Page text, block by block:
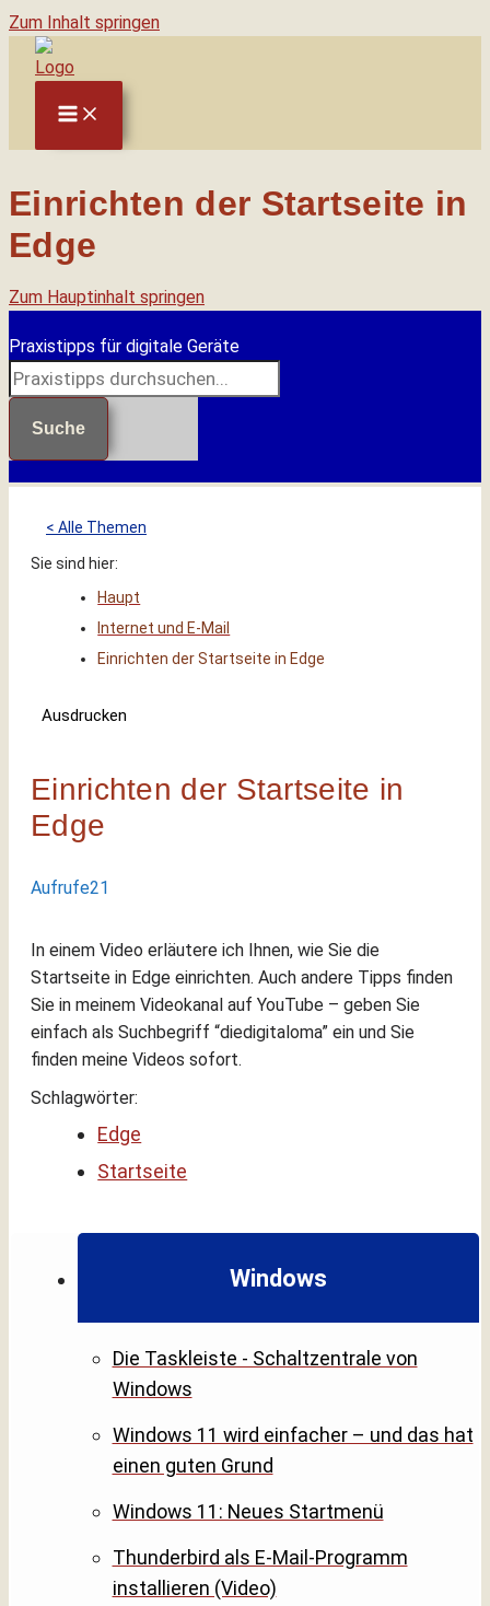
Zum Inhalt springen
Einrichten der Startseite in
Edge
Zum Hauptinhalt springen
Praxistipps für digitale Geräte
Suche
Windows
Die Taskleiste - Schaltzentrale von
Windows
Windows 11 wird einfacher – und das hat
einen guten Grund
Windows 11: Neues Startmenü
Thunderbird als E-Mail-Programm
installieren (Video)
< Alle Themen
Sie sind hier:
Haupt
Internet und E-Mail
Einrichten der Startseite in Edge
Ausdrucken
Einrichten der Startseite in
Edge
Aufrufe21
In einem Video erläutere ich Ihnen, wie Sie die
Startseite in Edge einrichten. Auch andere Tipps finden
Sie in meinem Videokanal auf YouTube – geben Sie
einfach als Suchbegriff “diedigitaloma” ein und Sie
finden meine Videos sofort.
Schlagwörter:
Edge
Startseite